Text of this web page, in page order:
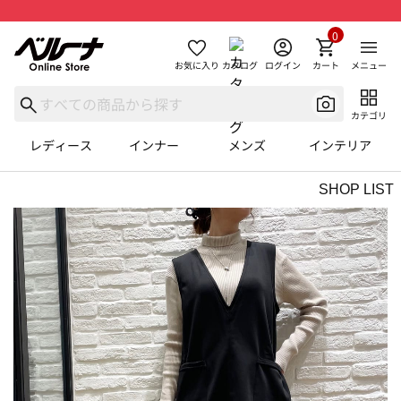
お気に入り カタログ ログイン カート
0
メニュー
カテゴリ
レディース インナー メンズ インテリア
SHOP LIST